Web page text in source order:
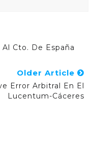
Cto. De España
Older Article
Error Arbitral En El
Lucentum-Cáceres